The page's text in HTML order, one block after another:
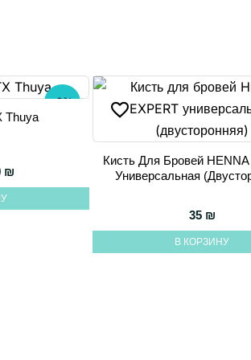
-2%
Thuya
цена составляла 285 ₪.
₪ Текущая цена: 279 ₪.
Кисть Для Бровей
Универсальная
35 ₪
В КОРЗИНУ